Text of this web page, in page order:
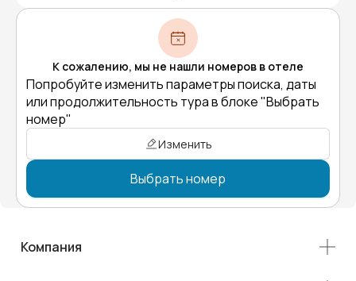
К сожалению, мы не нашли номеров в отеле
Попробуйте изменить параметры поиска, даты
или продолжительность тура в блоке "Выбрать
номер"
Изменить
Выбрать номер
Компания